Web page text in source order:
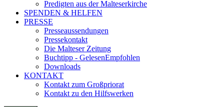
Predigten aus der Malteserkirche
SPENDEN & HELFEN
PRESSE
Presseaussendungen
Pressekontakt
Die Malteser Zeitung
Buchtipp - GelesenEmpfohlen
Downloads
KONTAKT
Kontakt zum Großpriorat
Kontakt zu den Hilfswerken